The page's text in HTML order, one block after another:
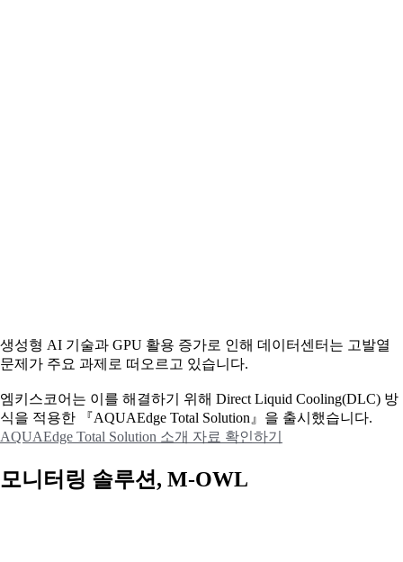
생성형 AI 기술과 GPU 활용 증가로 인해 데이터센터는 고발열
문제가 주요 과제로 떠오르고 있습니다.
엠키스코어는 이를 해결하기 위해 Direct Liquid Cooling(DLC) 방
식을 적용한 『AQUAEdge Total Solution』을 출시했습니다.
AQUAEdge Total Solution 소개 자료 확인하기
모니터링 솔루션, M-OWL